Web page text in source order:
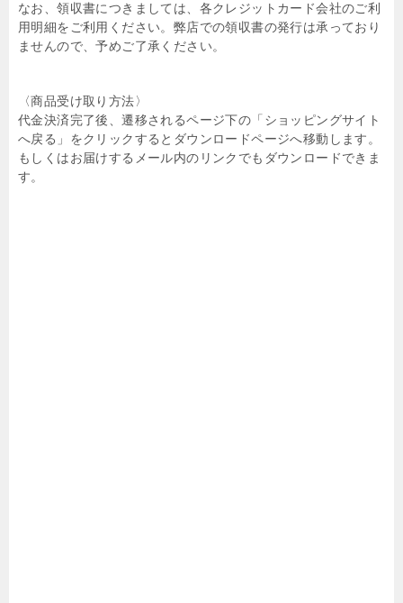
なお、領収書につきましては、各クレジットカード会社のご利
用明細をご利用ください。弊店での領収書の発行は承っており
ませんので、予めご了承ください。
〈商品受け取り方法〉
代金決済完了後、遷移されるページ下の「ショッピングサイト
へ戻る」をクリックするとダウンロードページへ移動します。
もしくはお届けするメール内のリンクでもダウンロードできま
す。